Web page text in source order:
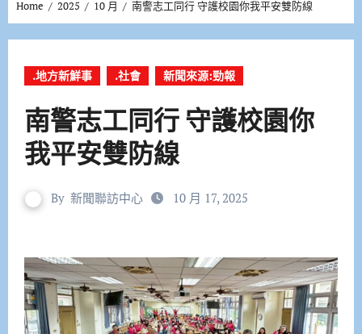
Home 2025 10 月 南警志工同行 守護校園你我平安雙防線
.地方新鮮事 .社會 新聞來源:勁報
南警志工同行 守護校園你
我平安雙防線
By 新聞聯訪中心 10 月 17, 2025